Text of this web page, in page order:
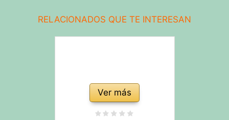
RELACIONADOS QUE TE INTERESAN
Ver más